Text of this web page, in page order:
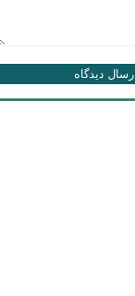
ارسال دیدگاه